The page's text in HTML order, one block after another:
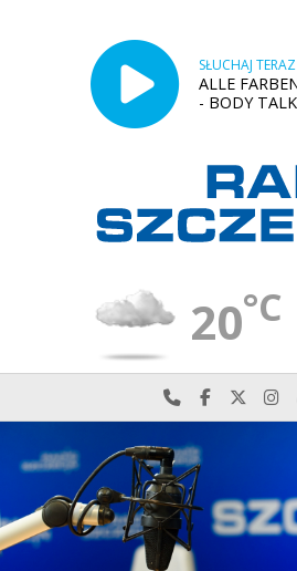
SŁUCHAJ TERAZ
ALLE
- BODY TALK
20°C
Najlepiej po
Odwiedź